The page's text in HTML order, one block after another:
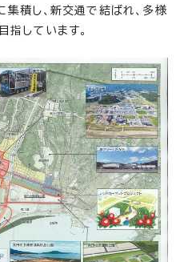
積し、新交通で結ばれ、多様
指しています。